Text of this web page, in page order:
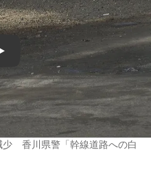
香川県警「幹線道路への白